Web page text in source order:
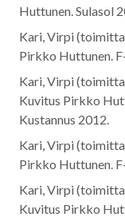
Huttunen. Sulasol
Kari, Virpi
Pirkko Huttunen.
Kari, Virpi
Kuvitus Pirkko
Kustannus 2012.
Kari, Virpi
Pirkko Huttunen.
Kari, Virpi
Kuvitus Pirkko